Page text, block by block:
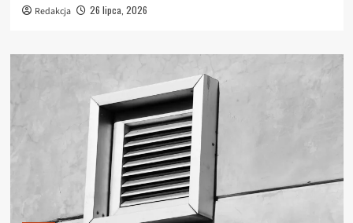
Redakcja 26 lipca, 2026